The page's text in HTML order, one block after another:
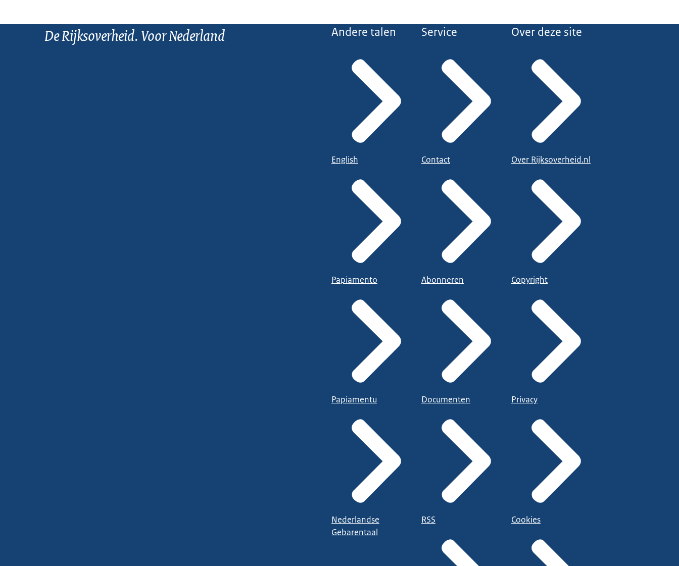
De Rijksoverheid. Voor Nederland Andere talen
English
Papiamento
Papiamentu
Nederlandse
Gebarentaal
Service
Contact
Abonneren
Documenten
RSS
Over deze site
Over Rijksoverheid.nl
Copyright
Privacy
Cookies